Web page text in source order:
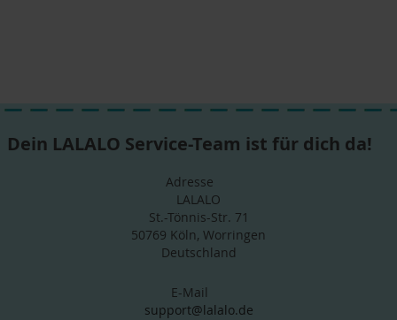
Dein LALALO Service-Team ist für dich da!
Adresse
LALALO
St.-Tönnis-Str. 71
50769 Köln, Worringen
Deutschland
E-Mail
support@lalalo.de